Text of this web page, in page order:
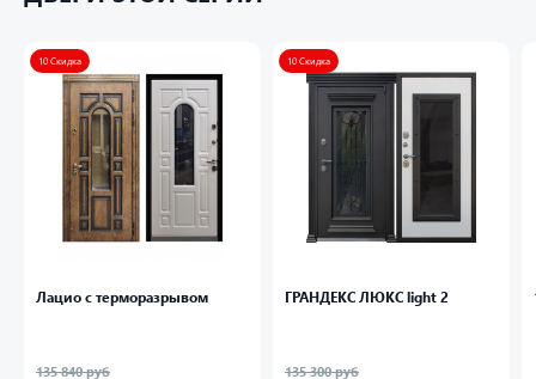
Израильская пленка Винорит на внутренней панели
выполнена в белом цвете и гармонично сочетается с
наружной накладкой коричневого цвета.
10 Скидка
Лацио с терморазрывом
135 840 руб
10 Скидка
ГРАНДЕКС ЛЮКС light 2
135 300 руб